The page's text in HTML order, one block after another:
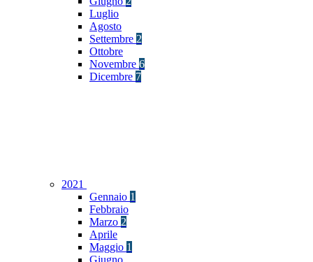
Luglio
Agosto
Settembre 2
Ottobre
Novembre 6
Dicembre 7
2021
Gennaio 1
Febbraio
Marzo 2
Aprile
Maggio 1